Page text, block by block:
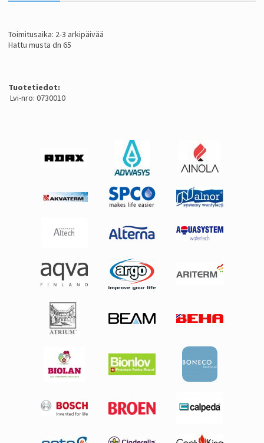
Toimitusaika: 2-3 arkipäivää
Hattu musta dn 65
Tuotetiedot:
Lvi-nro: 0730010